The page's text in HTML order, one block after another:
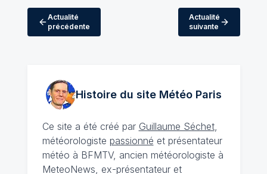
Actualité
précédente
Actualité
suivante
Histoire du site MétéoParis
Ce site a été créé par Guillaume Séchet,
météorologiste passionné et présentateur
météo à BFMTV, ancien météorologiste à
MeteoNews, ex-présentateur et